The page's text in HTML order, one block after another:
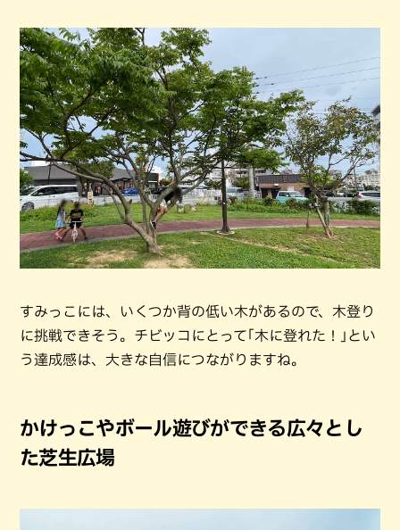
すみっこには、いくつか背の低い木があるので、木登り
に挑戦できそう。チビッコにとって｢木に登れた！｣とい
う達成感は、大きな自信につながりますね。
かけっこやボール遊びができる広々とし
た芝生広場